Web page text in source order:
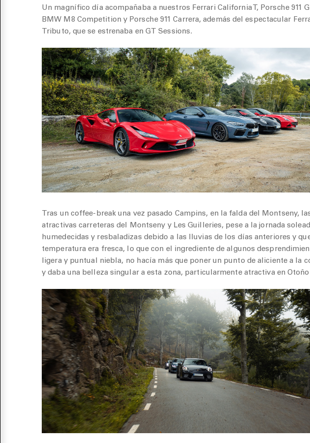
Un magnífico día acompañaba a nuestros Ferrari California T, Porsche 911
BMW M8 Competition y Porsche 911 Carrera, además del espectacular
Tributo, que se estrenaba en GT Sessions.
Tras un coffee-break una vez pasado Campins, en la falda del Montseny,
atractivas carreteras del Montseny y Les Guilleries, pese a la jornada
humedecidas y resbaladizas debido a las lluvias de los días anteriores y
temperatura era fresca, lo que con el ingrediente de algunos
ligera y puntual niebla, no hacía más que poner un punto de aliciente a la
y daba una belleza singular a esta zona, particularmente atractiva en